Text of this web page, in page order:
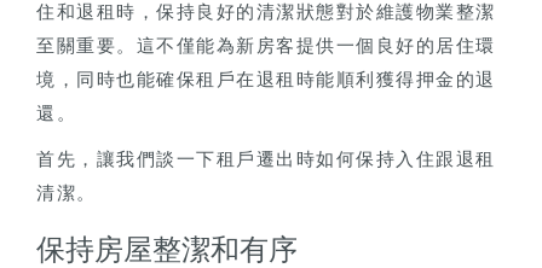
住和退租時，保持良好的清潔狀態對於維護物業整潔
至關重要。這不僅能為新房客提供一個良好的居住環
境，同時也能確保租戶在退租時能順利獲得押金的退
還。
首先，讓我們談一下租戶遷出時如何保持入住跟退租
清潔。
保持房屋整潔和有序